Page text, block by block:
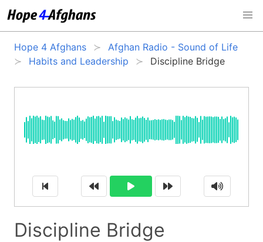
Hope 4 Afghans
Afghan Radio - Sound of Life
Habits and Leadership
Discipline Bridge
Discipline Bridge